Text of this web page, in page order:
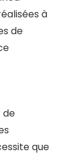
à
de
de
que